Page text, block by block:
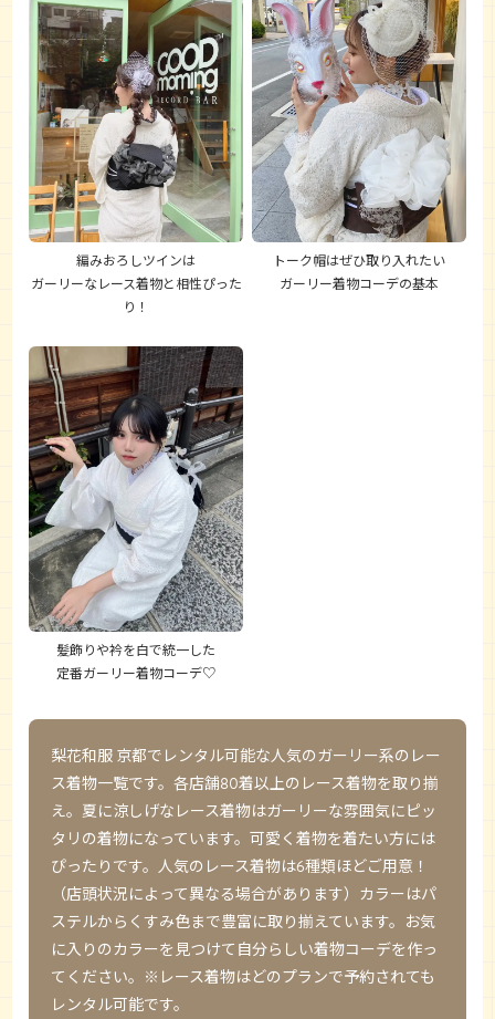
編みおろしツインは
ガーリーなレース着物と相性ぴった
り！
トーク帽はぜひ取り入れたい
ガーリー着物コーデの基本
髪飾りや衿を白で統一した
定番ガーリー着物コーデ♡
梨花和服 京都でレンタル可能な人気のガーリー系のレー
ス着物一覧です。各店舗80着以上のレース着物を取り揃
え。夏に涼しげなレース着物はガーリーな雰囲気にピッ
タリの着物になっています。可愛く着物を着たい方には
ぴったりです。人気のレース着物は6種類ほどご用意！
（店頭状況によって異なる場合があります）カラーはパ
ステルからくすみ色まで豊富に取り揃えています。お気
に入りのカラーを見つけて自分らしい着物コーデを作っ
てください。※レース着物はどのプランで予約されても
レンタル可能です。